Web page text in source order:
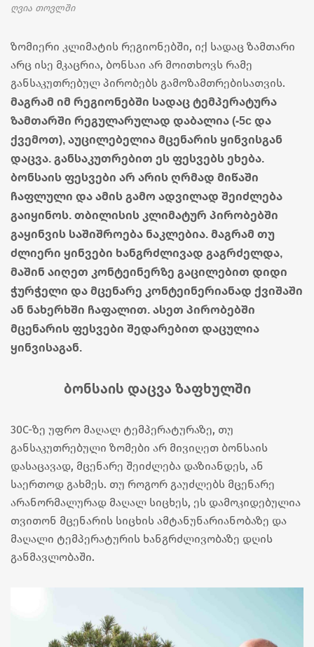
ღვია თოვლში
ზომიერი კლიმატის რეგიონებში, იქ სადაც ზამთარი
არც ისე მკაცრია, ბონსაი არ მოითხოვს რამე
განსაკუთრებულ პირობებს გამოზამთრებისათვის.
მაგრამ იმ რეგიონებში სადაც ტემპერატურა
ზამთარში რეგულარულად დაბალია (-5c და
ქვემოთ), აუცილებელია მცენარის ყინვისგან
დაცვა. განსაკუთრებით ეს ფესვებს ეხება.
ბონსაის ფესვები არ არის ღრმად მიწაში
ჩაფლული და ამის გამო ადვილად შეიძლება
გაიყინოს. თბილისის კლიმატურ პირობებში
გაყინვის საშიშროება ნაკლებია. მაგრამ თუ
ძლიერი ყინვები ხანგრძლივად გაგრძელდა,
მაშინ აიღეთ კონტეინერზე გაცილებით დიდი
ჭურჭელი და მცენარე კონტეინერიანად ქვიშაში
ან ნახერხში ჩაფალით. ასეთ პირობებში
მცენარის ფესვები შედარებით დაცულია
ყინვისაგან.
ბონსაის დაცვა ზაფხულში
30C-ზე უფრო მაღალ ტემპერატურაზე, თუ
განსაკუთრებული ზომები არ მივიღეთ ბონსაის
დასაცავად, მცენარე შეიძლება დაზიანდეს, ან
საერთოდ გახმეს. თუ როგორ გაუძლებს მცენარე
არანორმალურად მაღალ სიცხეს, ეს დამოკიდებულია
თვითონ მცენარის სიცხის ამტანუნარიანობაზე და
მაღალი ტემპერატურის ხანგრძლივობაზე დღის
განმავლობაში.